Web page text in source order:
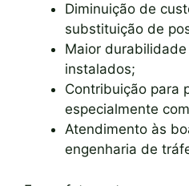
Diminuição de
substituição de
Maior
instalados;
Contribuição para
especialmente
Atendimento às
engenharia de